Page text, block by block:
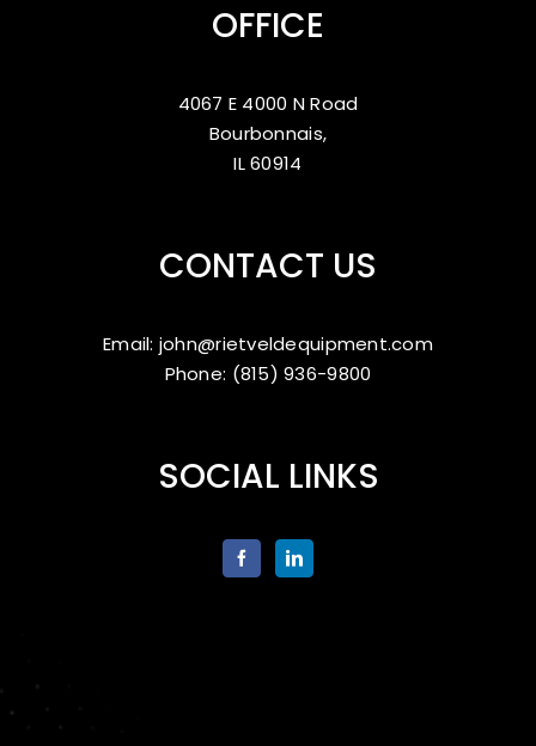
OFFICE
4067 E 4000 N Road
Bourbonnais,
IL 60914
CONTACT US
Email: john@rietveldequipment.com
Phone: (815) 936-9800
SOCIAL LINKS